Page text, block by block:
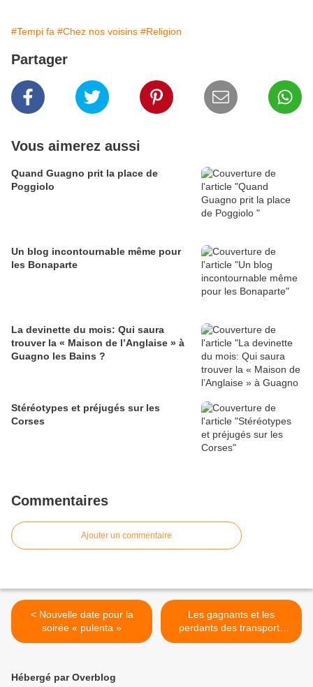
#Tempi fa #Chez nos voisins #Religion
Partager
Vous aimerez aussi
Quand Guagno prit la place de
Poggiolo
Un blog incontournable même pour
les Bonaparte
La devinette du mois: Qui saura
trouver la « Maison de l’Anglaise » à
Guagno les Bains ?
Stéréotypes et préjugés sur les
Corses
Commentaires
Ajouter un commentaire
< Nouvelle date pour la
soirée « pulenta »
Les gagnants et les
perdants des transports
entre Corse et continent >
Hébergé par Overblog